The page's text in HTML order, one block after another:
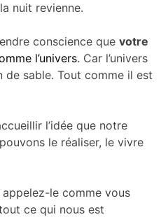
nuit revienne.
conscience que votre
l’univers. Car l’univers
de sable. Tout comme il est
l’idée que notre
le réaliser, le vivre
appelez-le comme vous
ce qui nous est